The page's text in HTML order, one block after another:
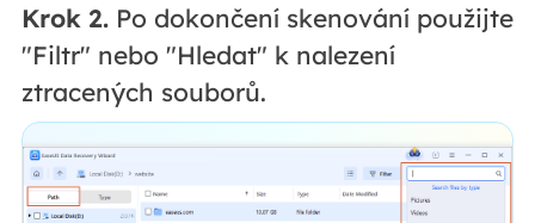
Krok 2.Po dokončení skenování použijte
"Filtr" nebo "Hledat" k nalezení
ztracených souborů.